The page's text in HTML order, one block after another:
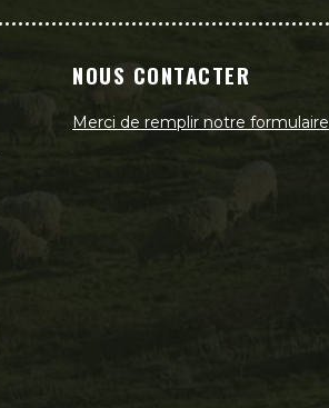
NOUS CONTACTER
Merci de remplir notre formulaire